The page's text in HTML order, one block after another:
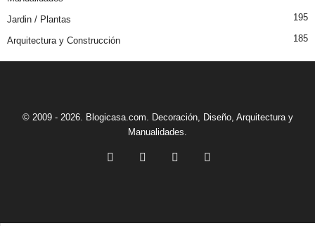
Jardin / Plantas 195
Arquitectura y Construcción 185
© 2009 - 2026. Blogicasa.com. Decoración, Diseño, Arquitectura y
Manualidades.